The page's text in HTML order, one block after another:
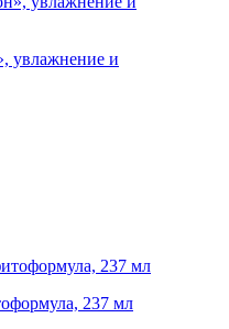
увлажнение и
237 мл